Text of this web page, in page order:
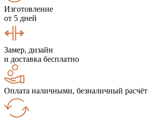
Изготовление
от 5 дней
Замер, дизайн
и доставка бесплатно
Оплата наличными, безналичный расчёт